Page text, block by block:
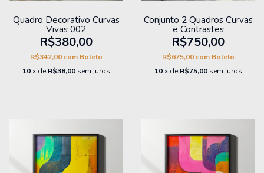
Quadro Decorativo Curvas
Vivas 002
R$380,00
R$342,00 com Boleto
10 x de R$38,00 sem juros
Conjunto 2 Quadros Curvas
e Contrastes
R$750,00
R$675,00 com Boleto
10 x de R$75,00 sem juros